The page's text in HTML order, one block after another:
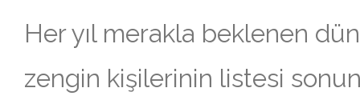
Her yıl merakla beklenen
zengin kişilerinin listesi